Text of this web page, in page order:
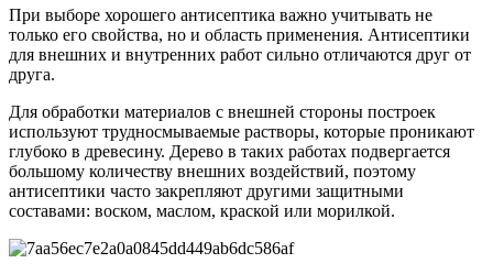
При выборе хорошего антисептика важно учитывать не
только его свойства, но и область применения. Антисептики
для внешних и внутренних работ сильно отличаются друг от
друга.
Для обработки материалов с внешней стороны построек
используют трудносмываемые растворы, которые проникают
глубоко в древесину. Дерево в таких работах подвергается
большому количеству внешних воздействий, поэтому
антисептики часто закрепляют другими защитными
составами: воском, маслом, краской или морилкой.